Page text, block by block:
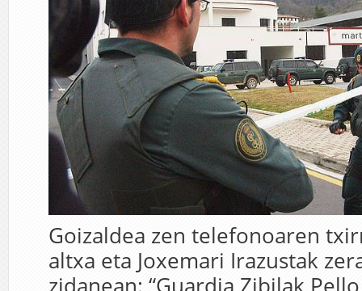
Goizaldea zen telefonoaren
altxa eta Joxemari Irazustak